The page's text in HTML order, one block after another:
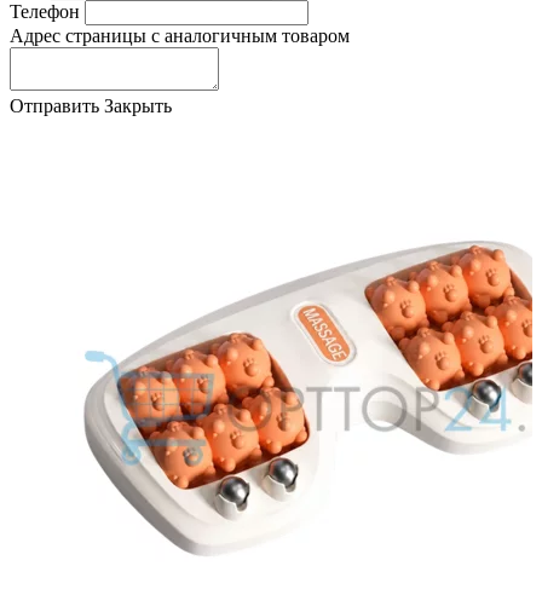
Телефон
Адрес страницы с аналогичным товаром
Отправить Закрыть